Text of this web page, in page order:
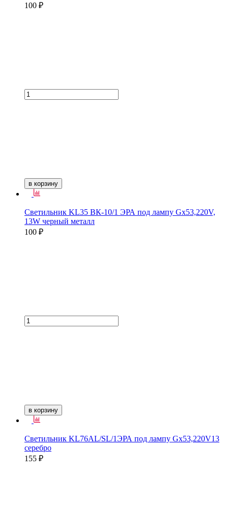
100 ₽
в корзину
Светильник KL35 ВК-10/1 ЭРА под лампу Gx53,220V,
13W черный металл
100 ₽
в корзину
Светильник KL76AL/SL/1ЭРА под лампу Gх53,220V13
серебро
155 ₽